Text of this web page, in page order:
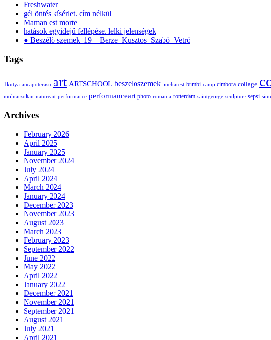
Freshwater
gél öntés kísérlet. cím nélkül
Maman est morte
hatások egyidejű fellépése. lelki jelenségek
● Beszélő szemek_19__Berze_Kusztos_Szabó_Vetró
Tags
1kutya ancapoterasu art ARTSCHOOL beszeloszemek bucharest bumbi camp cimbora collage
molnarzoltan natureart performance performanceart photo romania rotterdam saintgeorge sculpture sepsi
Archives
February 2026
April 2025
January 2025
November 2024
July 2024
April 2024
March 2024
January 2024
December 2023
November 2023
August 2023
March 2023
February 2023
September 2022
June 2022
May 2022
April 2022
January 2022
December 2021
November 2021
September 2021
August 2021
July 2021
April 2021